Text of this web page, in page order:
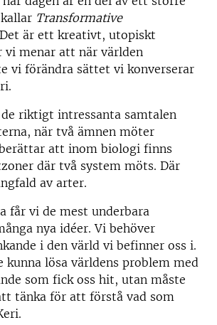
Transformative
Det är ett kreativt, utopiskt
vi menar att när världen
vi förändra sättet vi konverserar
riktigt intressanta samtalen
när två ämnen möter
att inom biologi finns
där två system möts. Där
av arter.
får vi de mest underbara
nya idéer. Vi behöver
i den värld vi befinner oss i.
kunna lösa världens problem med
som fick oss hit, utan måste
tänka för att förstå vad som